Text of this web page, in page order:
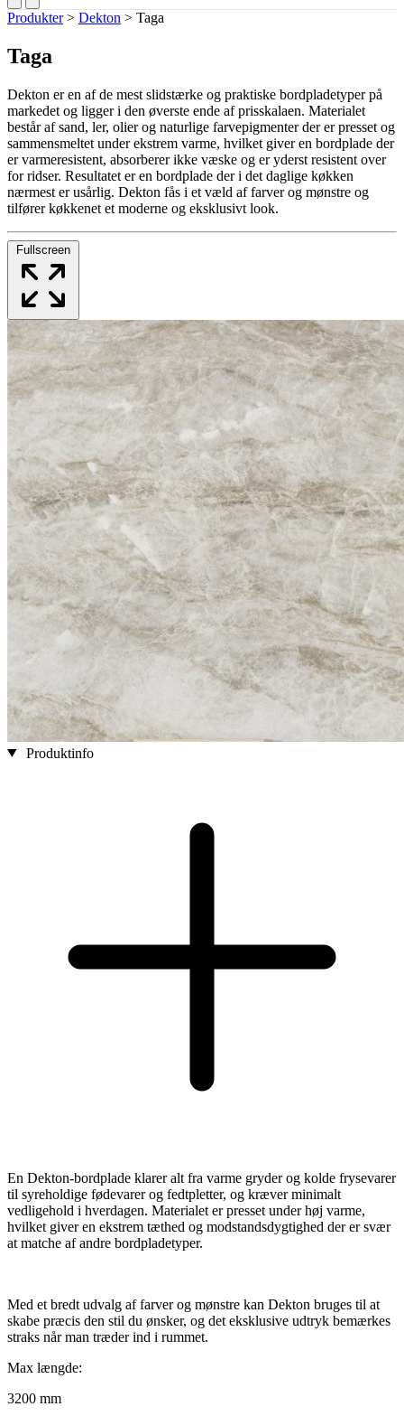
Produkter > Dekton > Taga
Taga
Dekton er en af de mest slidstærke og praktiske bordpladetyper på
markedet og ligger i den øverste ende af prisskalaen. Materialet
består af sand, ler, olier og naturlige farvepigmenter der er presset og
sammensmeltet under ekstrem varme, hvilket giver en bordplade der
er varmeresistent, absorberer ikke væske og er yderst resistent over
for ridser. Resultatet er en bordplade der i det daglige køkken
nærmest er usårlig. Dekton fås i et væld af farver og mønstre og
tilfører køkkenet et moderne og eksklusivt look.
Fullscreen
Produktinfo
En Dekton-bordplade klarer alt fra varme gryder og kolde frysevarer
til syreholdige fødevarer og fedtpletter, og kræver minimalt
vedligehold i hverdagen. Materialet er presset under høj varme,
hvilket giver en ekstrem tæthed og modstandsdygtighed der er svær
at matche af andre bordpladetyper.
Med et bredt udvalg af farver og mønstre kan Dekton bruges til at
skabe præcis den stil du ønsker, og det eksklusive udtryk bemærkes
straks når man træder ind i rummet.
Max længde:
3200 mm